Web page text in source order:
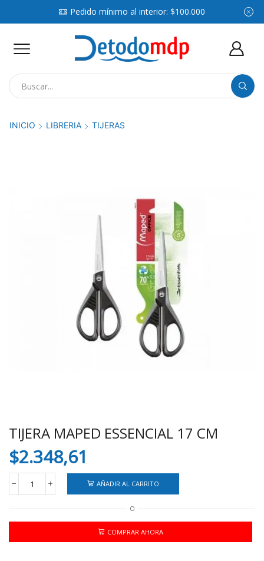
Pedido mínimo al interior: $100.000
INICIO LIBRERIA TIJERAS
TIJERA MAPED ESSENCIAL 17 CM
$2.348,61
TIJERA
MAPED
17
cantidad
AÑADIR AL CARRITO
O
COMPRAR AHORA